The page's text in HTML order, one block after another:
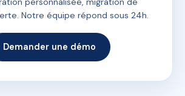
Notre équipe répond sous 24h.
Demander une démo